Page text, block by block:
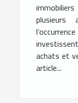
plusieurs
achats et
article...